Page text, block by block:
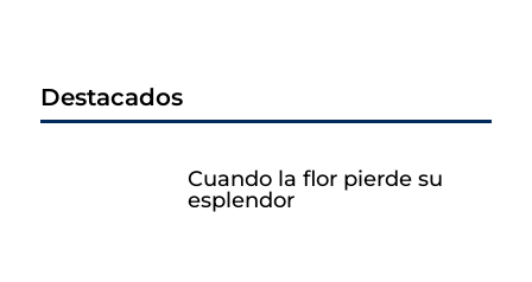
Destacados
Cuando la flor pierde su
esplendor